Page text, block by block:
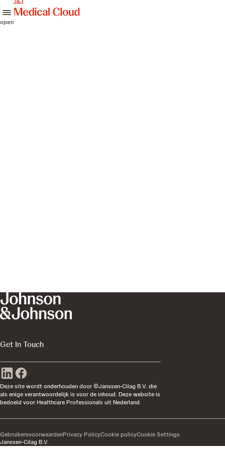
open
Get In Touch
Deze site wordt onderhouden door ©Janssen-Cilag B.V. die
als enige verantwoordelijk is voor de inhoud. Deze website is
bedoeld voor Healthcare Professionals uit Nederland.
Janssen-Cilag B.V.
GebruikersvoorwaardenPrivacy PolicyCookie policyCookie Settings